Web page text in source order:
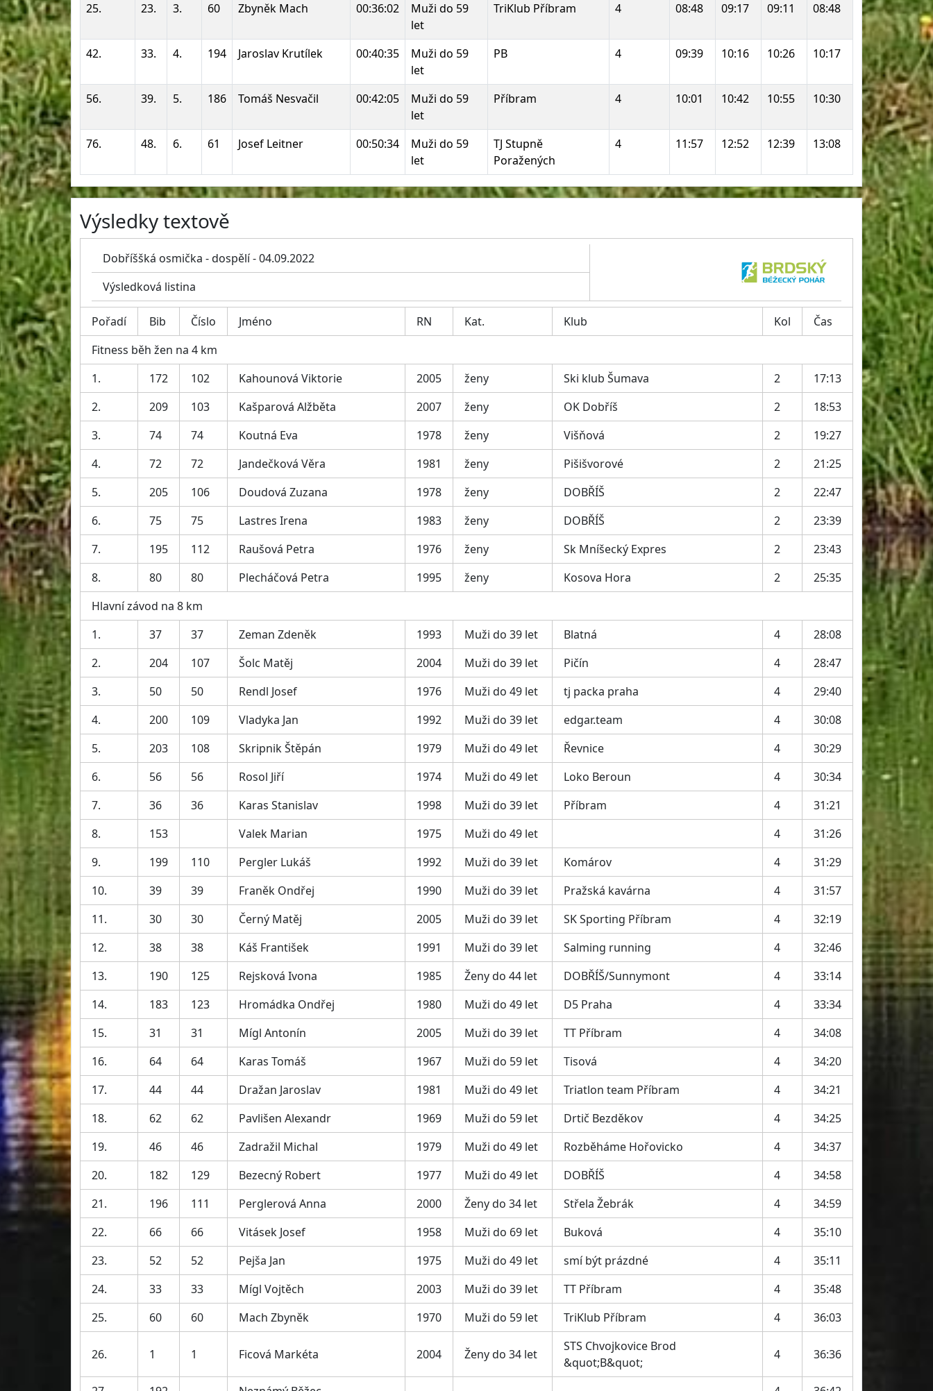
25. 23. 3. 60 Zbyněk Mach 00:36:02
Muži do 59
let
TriKlub Příbram 4 08:48 09:17 09:11 08:48
42. 33. 4. 194 Jaroslav Krutílek 00:40:35
Muži do 59
let
PB 4 09:39 10:16 10:26 10:17
56. 39. 5. 186 Tomáš Nesvačil 00:42:05
Muži do 59
let
Příbram 4 10:01 10:42 10:55 10:30
76. 48. 6. 61 Josef Leitner 00:50:34
Muži do 59
let
TJ Stupně
Poražených
4 11:57 12:52 12:39 13:08
Výsledky textově
Dobříššká osmička - dospělí - 04.09.2022
Výsledková listina
Pořadí Bib Číslo Jméno RN Kat. Klub Kol
Čas
Fitness běh žen na 4 km
1.
172 102 Kahounová Viktorie 2005 ženy Ski klub Šumava 2
17:13
2.
209 103 Kašparová Alžběta 2007 ženy OK Dobříš 2
18:53
3.
74 74 Koutná Eva 1978 ženy Višňová 2
19:27
4.
72 72 Jandečková Věra 1981 ženy Pišišvorové 2
21:25
5.
205 106 Doudová Zuzana 1978 ženy DOBŘÍŠ 2
22:47
6.
75 75 Lastres Irena 1983 ženy DOBŘÍŠ 2
23:39
7.
195 112 Raušová Petra 1976 ženy Sk Mníšecký Expres 2
23:43
8.
80 80 Plecháčová Petra 1995 ženy Kosova Hora 2
25:35
Hlavní závod na 8 km
1.
37 37 Zeman Zdeněk 1993 Muži do 39 let Blatná 4
28:08
2.
204 107 Šolc Matěj 2004 Muži do 39 let Pičín 4
28:47
3.
50 50 Rendl Josef 1976 Muži do 49 let tj packa praha 4
29:40
4.
200 109 Vladyka Jan 1992 Muži do 39 let edgar.team 4
30:08
5.
203 108 Skripnik Štěpán 1979 Muži do 49 let Řevnice 4
30:29
6.
56 56 Rosol Jiří 1974 Muži do 49 let Loko Beroun 4
30:34
7.
36 36 Karas Stanislav 1998 Muži do 39 let Příbram 4
31:21
8.
153 Valek Marian 1975 Muži do 49 let 4
31:26
9.
199 110 Pergler Lukáš 1992 Muži do 39 let Komárov 4
31:29
10.
39 39 Franěk Ondřej 1990 Muži do 39 let Pražská kavárna 4
31:57
11.
30 30 Černý Matěj 2005 Muži do 39 let SK Sporting Příbram 4
32:19
12.
38 38 Káš František 1991 Muži do 39 let Salming running 4
32:46
13.
190 125 Rejsková Ivona 1985 Ženy do 44 let DOBŘÍŠ/Sunnymont 4
33:14
14.
183 123 Hromádka Ondřej 1980 Muži do 49 let D5 Praha 4
33:34
15.
31 31 Mígl Antonín 2005 Muži do 39 let TT Příbram 4
34:08
16.
64 64 Karas Tomáš 1967 Muži do 59 let Tisová 4
34:20
17.
44 44 Dražan Jaroslav 1981 Muži do 49 let Triatlon team Příbram 4
34:21
18.
62 62 Pavlišen Alexandr 1969 Muži do 59 let Drtič Bezděkov 4
34:25
19.
46 46 Zadražil Michal 1979 Muži do 49 let Rozběháme Hořovicko 4
34:37
20.
182 129 Bezecný Robert 1977 Muži do 49 let DOBŘÍŠ 4
34:58
21.
196 111 Perglerová Anna 2000 Ženy do 34 let Střela Žebrák 4
34:59
22.
66 66 Vitásek Josef 1958 Muži do 69 let Buková 4
35:10
23.
52 52 Pejša Jan 1975 Muži do 49 let smí být prázdné 4
35:11
24.
33 33 Mígl Vojtěch 2003 Muži do 39 let TT Příbram 4
35:48
25.
60 60 Mach Zbyněk 1970 Muži do 59 let TriKlub Příbram 4 36:03
26. 1 1 Ficová Markéta 2004 Ženy do 34 let
STS Chvojkovice Brod
&quot;B&quot;
4 36:36